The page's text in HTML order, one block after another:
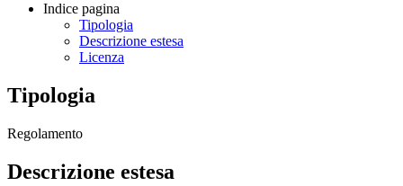
Indice pagina
Tipologia
Descrizione estesa
Licenza
Tipologia
Regolamento
Descrizione estesa